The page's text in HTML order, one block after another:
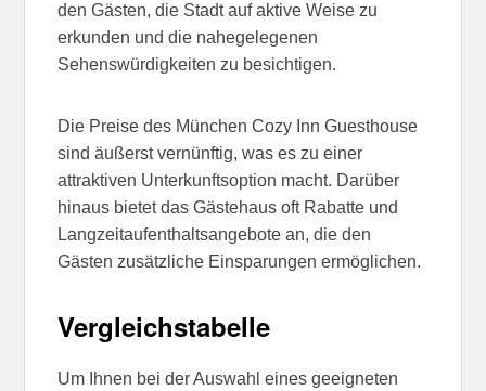
den Gästen, die Stadt auf aktive Weise zu
erkunden und die nahegelegenen
Sehenswürdigkeiten zu besichtigen.
Die Preise des München Cozy Inn Guesthouse
sind äußerst vernünftig, was es zu einer
attraktiven Unterkunftsoption macht. Darüber
hinaus bietet das Gästehaus oft Rabatte und
Langzeitaufenthaltsangebote an, die den
Gästen zusätzliche Einsparungen ermöglichen.
Vergleichstabelle
Um Ihnen bei der Auswahl eines geeigneten